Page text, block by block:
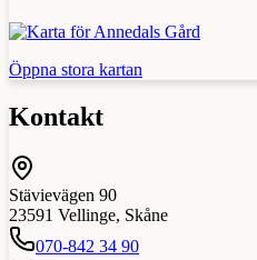
Öppna stora kartan
Kontakt
Stävievägen 90
23591 Vellinge, Skåne
070-842 34 90